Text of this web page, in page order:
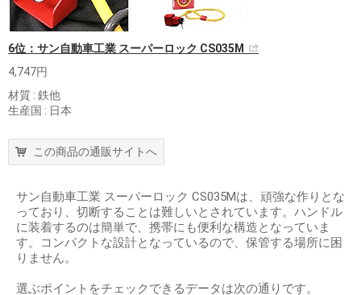
6位：サン自動車工業 スーパーロック CS035M
4,747円
材質 : 鉄他
生産国 : 日本
この商品の通販サイトへ
サン自動車工業 スーパーロック CS035Mは、頑強な作りとな
っており、切断することは難しいとされています。ハンドル
に装着するのは簡単で、携帯にも便利な構造となっていま
す。コンパクトな設計となっているので、保管する場所に困
りません。
選ぶポイントをチェックできるデータは次の通りです。